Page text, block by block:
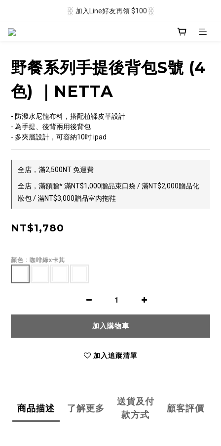
░  新會員註冊送 $50 ░
░  加入Line好友再領 $100 ░
野餐系列手提後背包S號 (4
色) ｜NETTA
- 防潑水尼龍布料，搭配植鞣皮革設計
- 為手提、後背兩用後背包
- 多夾層設計，可容納10吋 ipad
全店，滿2,500NT 免運費
全店，滿額贈* 滿NT$1,000贈品束口袋 / 滿NT$2,000贈品化
妝包 / 滿NT$3,000贈品室內拖鞋
NT$1,780
顏色 : 咖啡綠x卡其
加入購物車
加入追蹤清單
商品描述 了解更多
送貨及付
款方式
顧客評價